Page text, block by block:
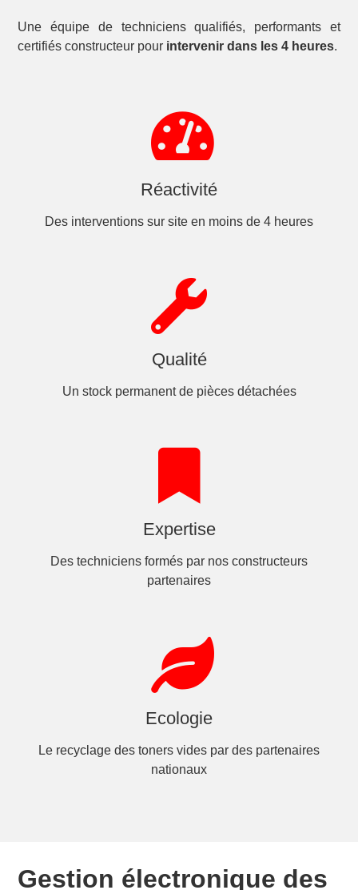
Une équipe de techniciens qualifiés, performants et
certifiés constructeur pour intervenir dans les 4 heures.
Réactivité
Des interventions sur site en moins de 4 heures
Qualité
Un stock permanent de pièces détachées
Expertise
Des techniciens formés par nos constructeurs
partenaires
Ecologie
Le recyclage des toners vides par des partenaires
nationaux
Gestion électronique des